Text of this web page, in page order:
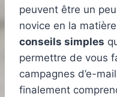
peuvent être un
novice en la
conseils simples
permettre de vous
campagnes d’e-
finalement